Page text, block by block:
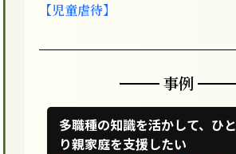
【児童虐待】
事例
多職種の知識を活かして、ひと
り親家庭を支援したい